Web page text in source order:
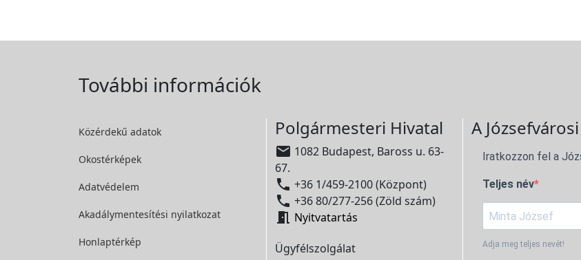
További információk
Közérdekű adatok
Okostérképek
Adatvédelem
Akadálymentesítési nyilatkozat
Honlaptérkép
Polgármesteri Hivatal
 1082 Budapest, Baross u. 63-
67.
 +36 1/459-2100 (Központ)
 +36 80/277-256 (Zöld szám)
 Nyitvatartás
Ügyfélszolgálat
A
Iratkozzon fel a
Teljes név
Adja meg teljes nevét!